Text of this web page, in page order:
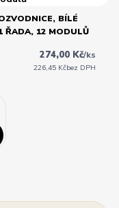
BÍLÉ
ŘADA, 12 MODULŮ
274,00 Kč/ks
226,45 Kčbez DPH